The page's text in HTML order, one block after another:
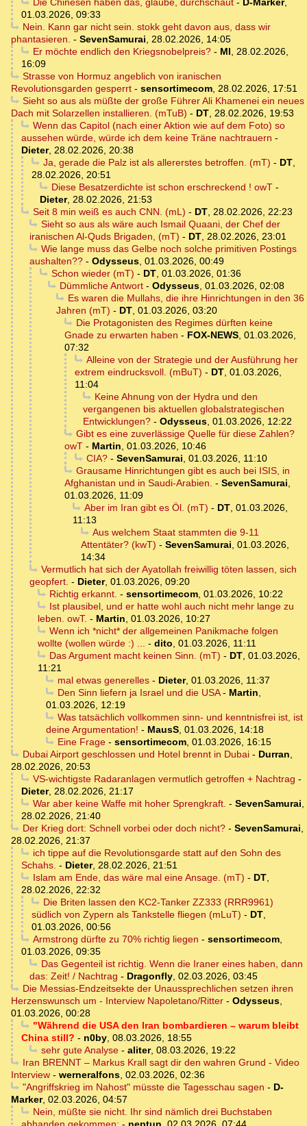
Die Chinesen haben das, glaube, durchschaut- D-Marker,
01.03.2026, 09:33
Nein. Kann gar nicht sein. stokk geht davon aus, dass wir
phantasieren. - SevenSamurai, 28.02.2026, 14:05
Er möchte endlich den Kriegsnobelpreis?- MI, 28.02.2026,
16:09
Strasse von Hormuz angeblich von iranischen
Revolutionsgarden gesperrt - sensortimecom, 28.02.2026, 17:51
Sieht so aus als müßte der große Führer Ali Khamenei ein neues
Dach mit Solarzellen installieren. (mTuB) - DT, 28.02.2026, 19:53
Wenn das Capitol (nach einer Aktion wie auf dem Foto) so
aussehen würde, würde ich dem keine Träne nachtrauern -
Dieter, 28.02.2026, 20:38
Ja, gerade die Palz ist als allererstes betroffen. (mT) - DT,
28.02.2026, 20:51
Diese Besatzerdichte ist schon erschreckend ! owT-
Dieter, 28.02.2026, 21:53
Seit 8 min weiß es auch CNN. (mL) - DT, 28.02.2026, 22:23
Sieht so aus als wäre auch Ismail Quaani, der Chef der
iranischen Al-Quds Brigaden, (mT) - DT, 28.02.2026, 23:01
Wie lange muss das Gelbe noch solche primitiven Postings
aushalten?? - Odysseus, 01.03.2026, 00:49
Schon wieder (mT) - DT, 01.03.2026, 01:36
Dümmliche Antwort- Odysseus, 01.03.2026, 02:08
Es waren die Mullahs, die ihre Hinrichtungen in den 36
Jahren (mT) - DT, 01.03.2026, 03:20
Die Protagonisten des Regimes dürften keine
Gnade zu erwarten haben - FOX-NEWS, 01.03.2026,
07:32
Alleine von der Strategie und der Ausführung her
extrem eindrucksvoll. (mBuT) - DT, 01.03.2026,
11:04
Keine Ahnung von der Hydra und den
vergangenen bis aktuellen globalstrategischen
Entwicklungen? - Odysseus, 01.03.2026, 12:22
Gibt es eine zuverlässige Quelle für diese Zahlen?
owT - Martin, 01.03.2026, 10:46
CIA?- SevenSamurai, 01.03.2026, 11:10
Grausame Hinrichtungen gibt es auch bei ISIS, in
Afghanistan und in Saudi-Arabien. - SevenSamurai,
01.03.2026, 11:09
Aber im Iran gibt es Öl. (mT) - DT, 01.03.2026,
11:13
Aus welchem Staat stammten die 9-11
Attentäter? (kwT) - SevenSamurai, 01.03.2026,
14:34
Vermutlich hat sich der Ayatollah freiwillig töten lassen, sich
geopfert. - Dieter, 01.03.2026, 09:20
Richtig erkannt. - sensortimecom, 01.03.2026, 10:22
Ist plausibel, und er hatte wohl auch nicht mehr lange zu
leben. owT. - Martin, 01.03.2026, 10:27
Wenn ich *nicht* der allgemeinen Panikmache folgen
wollte (wollen würde :) ... - dito, 01.03.2026, 11:11
Das Argument macht keinen Sinn. (mT) - DT, 01.03.2026,
11:21
mal etwas generelles- Dieter, 01.03.2026, 11:37
Den Sinn liefern ja Israel und die USA- Martin,
01.03.2026, 12:19
Was tatsächlich vollkommen sinn- und kenntnisfrei ist, ist
deine Argumentation! - MausS, 01.03.2026, 14:18
Eine Frage- sensortimecom, 01.03.2026, 16:15
Dubai Airport geschlossen und Hotel brennt in Dubai- Durran,
28.02.2026, 20:53
VS-wichtigste Radaranlagen vermutlich getroffen + Nachtrag -
Dieter, 28.02.2026, 21:17
War aber keine Waffe mit hoher Sprengkraft. - SevenSamurai,
28.02.2026, 21:40
Der Krieg dort: Schnell vorbei oder doch nicht?- SevenSamurai,
28.02.2026, 21:37
ich tippe auf die Revolutionsgarde statt auf den Sohn des
Schahs. - Dieter, 28.02.2026, 21:51
Islam am Ende, das wäre mal eine Ansage. (mT) - DT,
28.02.2026, 22:32
Die Briten lassen den KC2-Tanker ZZ333 (RRR9961)
südlich von Zypern als Tankstelle fliegen (mLuT) - DT,
01.03.2026, 00:56
Armstrong dürfte zu 70% richtig liegen - sensortimecom,
01.03.2026, 09:35
Das Gegenteil ist richtig. Wenn die Iraner eines haben, dann
das: Zeit! / Nachtrag - Dragonfly, 02.03.2026, 03:45
Die Messias-Endzeitsekte der Unaussprechlichen setzen ihren
Herzenswunsch um - Interview Napoletano/Ritter - Odysseus,
01.03.2026, 00:28
"Während die USA den Iran bombardieren – warum bleibt
China still? - n0by, 08.03.2026, 18:55
sehr gute Analyse- aliter, 08.03.2026, 19:22
Iran BRENNT – Markus Krall sagt dir den wahren Grund - Video
Interview - werneralfons, 02.03.2026, 02:36
"Angriffskrieg im Nahost" müsste die Tagesschau sagen - D-
Marker, 02.03.2026, 04:57
Nein, müßte sie nicht. Ihr sind nämlich drei Buchstaben